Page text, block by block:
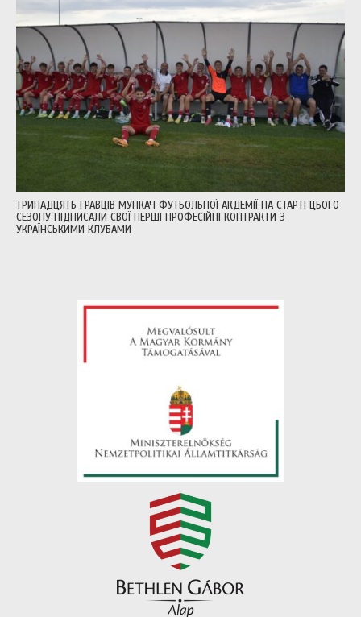
ТРИНАДЦЯТЬ ГРАВЦІВ МУНКАЧ ФУТБОЛЬНОЇ АКДЕМІЇ НА СТАРТІ ЦЬОГО
СЕЗОНУ ПІДПИСАЛИ СВОЇ ПЕРШІ ПРОФЕСІЙНІ КОНТРАКТИ З
УКРАЇНСЬКИМИ КЛУБАМИ